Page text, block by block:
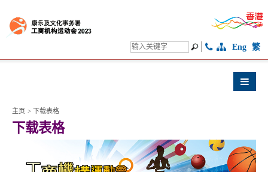
Eng 繁
主页 > 下载表格
下载表格